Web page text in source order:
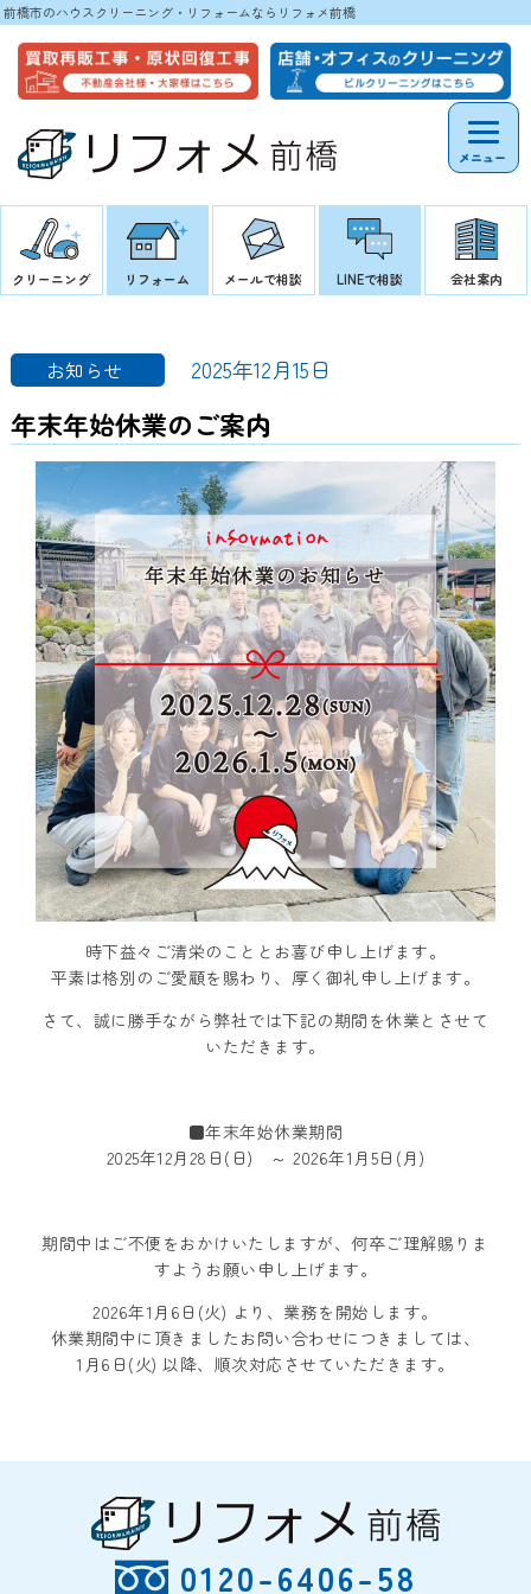
前橋市のハウスクリーニング・リフォームならリフォメ前橋
メニュー
クリーニング リフォーム メールで相談 LINEで相談 会社案内
お知らせ 2025年12月15日
年末年始休業のご案内
時下益々ご清栄のこととお喜び申し上げます。
平素は格別のご愛顧を賜わり、厚く御礼申し上げます。
さて、誠に勝手ながら弊社では下記の期間を休業とさせて
いただきます。
■年末年始休業期間
2025年12月28日(日) ～ 2026年1月5日(月)
期間中はご不便をおかけいたしますが、何卒ご理解賜りま
すようお願い申し上げます。
2026年1月6日(火) より、業務を開始します。
休業期間中に頂きましたお問い合わせにつきましては、
1月6日(火) 以降、順次対応させていただきます。
0120-6406-58